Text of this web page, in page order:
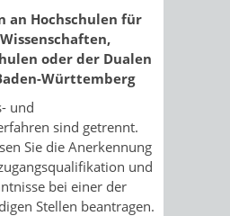
an Hochschulen für
oder der Dualen
Württemberg
und
sind getrennt.
Sie die Anerkennung
und
bei einer der
Stellen beantragen.